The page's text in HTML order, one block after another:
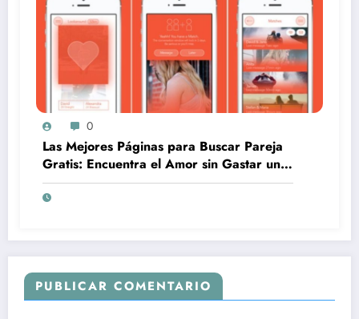
0
Las Mejores Páginas para Buscar Pareja
Gratis: Encuentra el Amor sin Gastar un
Centavo
PUBLICAR COMENTARIO